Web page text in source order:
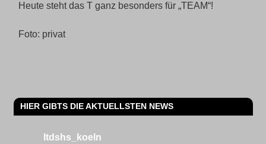
Heute steht das T ganz besonders für „TEAM“!
Foto: privat
HIER GIBTS DIE AKTUELLSTEN NEWS
ltdshs_koeln